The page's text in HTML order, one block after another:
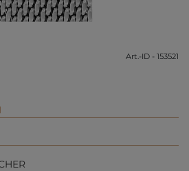
Art.-ID - 153521